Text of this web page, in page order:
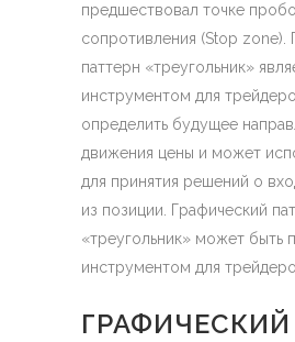
предшествовал точке
сопротивления (Stop zone).
паттерн «треугольник»
инструментом для
определить будущее
движения цены и может
для принятия решений о
из позиции. Графический
«треугольник» может быть
инструментом для
ГРАФИЧЕСКИЙ